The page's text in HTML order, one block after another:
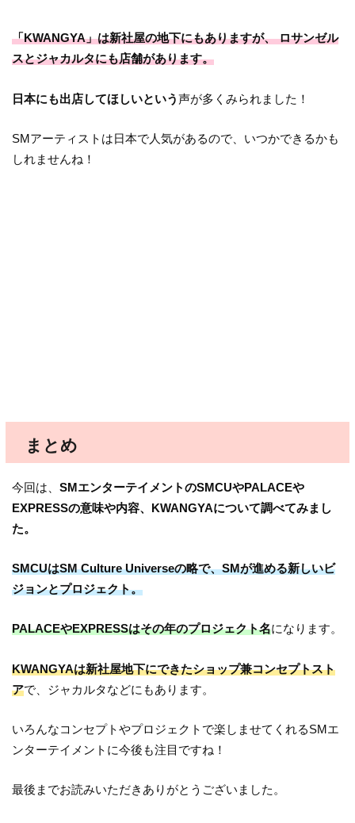
「KWANGYA」は新社屋の地下にもありますが、 ロサンゼル
スとジャカルタにも店舗があります。
日本にも出店してほしいという声が多くみられました！
SMアーティストは日本で人気があるので、いつかできるかも
しれませんね！
まとめ
今回は、SMエンターテイメントのSMCUやPALACEや
EXPRESSの意味や内容、KWANGYAについて調べてみまし
た。
SMCUはSM Culture Universeの略で、SMが進める新しいビ
ジョンとプロジェクト。
PALACEやEXPRESSはその年のプロジェクト名になります。
KWANGYAは新社屋地下にできたショップ兼コンセプトスト
アで、ジャカルタなどにもあります。
いろんなコンセプトやプロジェクトで楽しませてくれるSMエ
ンターテイメントに今後も注目ですね！
最後までお読みいただきありがとうございました。